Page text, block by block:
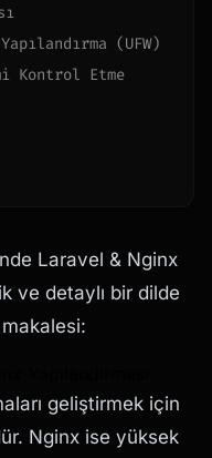
(UFW)
Kontrol Etme
Laravel & Nginx
ve detaylı bir dilde
geliştirmek için
Nginx ise yüksek